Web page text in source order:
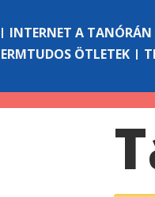
INTERNET A TANÓRÁN
ÖTLETEK